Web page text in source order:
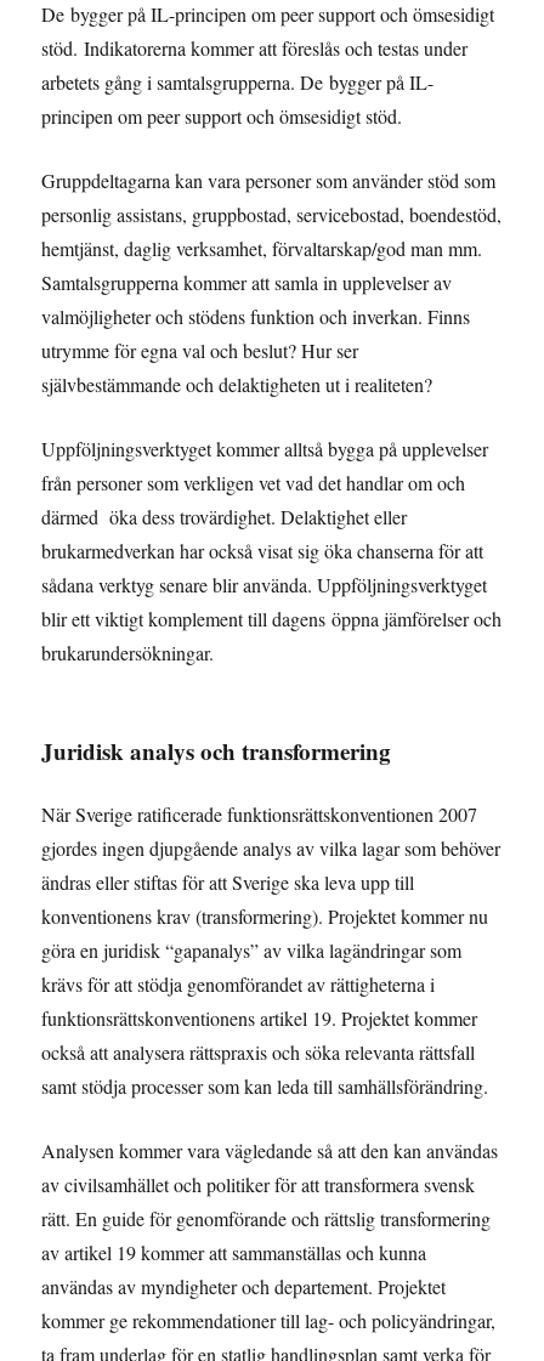
De bygger på IL-principen om peer support och ömsesidigt
stöd. Indikatorerna kommer att föreslås och testas under
arbetets gång i samtalsgrupperna. De bygger på IL-
principen om peer support och ömsesidigt stöd.
Gruppdeltagarna kan vara personer som använder stöd som
personlig assistans, gruppbostad, servicebostad, boendestöd,
hemtjänst, daglig verksamhet, förvaltarskap/god man mm.
Samtalsgrupperna kommer att samla in upplevelser av
valmöjligheter och stödens funktion och inverkan. Finns
utrymme för egna val och beslut? Hur ser
självbestämmande och delaktigheten ut i realiteten?
Uppföljningsverktyget kommer alltså bygga på upplevelser
från personer som verkligen vet vad det handlar om och
därmed öka dess trovärdighet. Delaktighet eller
brukarmedverkan har också visat sig öka chanserna för att
sådana verktyg senare blir använda. Uppföljningsverktyget
blir ett viktigt komplement till dagens öppna jämförelser och
brukarundersökningar.
Juridisk analys och transformering
När Sverige ratificerade funktionsrättskonventionen 2007
gjordes ingen djupgående analys av vilka lagar som behöver
ändras eller stiftas för att Sverige ska leva upp till
konventionens krav (transformering). Projektet kommer nu
göra en juridisk “gapanalys” av vilka lagändringar som
krävs för att stödja genomförandet av rättigheterna i
funktionsrättskonventionens artikel 19. Projektet kommer
också att analysera rättspraxis och söka relevanta rättsfall
samt stödja processer som kan leda till samhällsförändring.
Analysen kommer vara vägledande så att den kan användas
av civilsamhället och politiker för att transformera svensk
rätt. En guide för genomförande och rättslig transformering
av artikel 19 kommer att sammanställas och kunna
användas av myndigheter och departement. Projektet
kommer ge rekommendationer till lag- och policyändringar,
ta fram underlag för en statlig handlingsplan samt verka för